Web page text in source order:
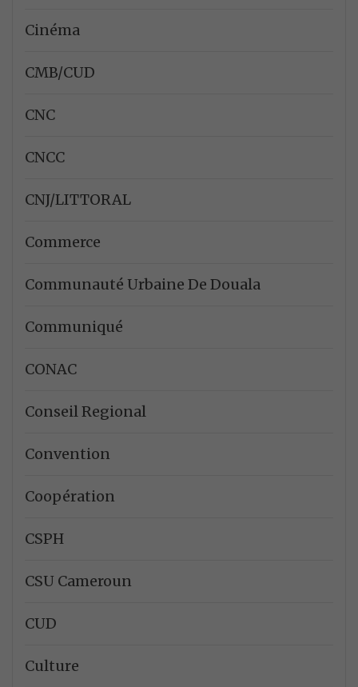
Cinéma
CMB/CUD
CNC
CNCC
CNJ/LITTORAL
Commerce
Communauté Urbaine De Douala
Communiqué
CONAC
Conseil Regional
Convention
Coopération
CSPH
CSU Cameroun
CUD
Culture